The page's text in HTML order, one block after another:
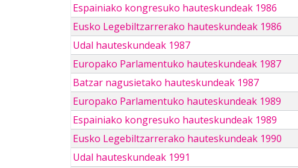
Espainiako kongresuko hauteskundeak 1986
Eusko Legebiltzarrerako hauteskundeak 1986
Udal hauteskundeak 1987
Europako Parlamentuko hauteskundeak 1987
Batzar nagusietako hauteskundeak 1987
Europako Parlamentuko hauteskundeak 1989
Espainiako kongresuko hauteskundeak 1989
Eusko Legebiltzarrerako hauteskundeak 1990
Udal hauteskundeak 1991